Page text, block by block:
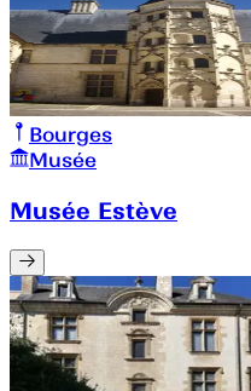
Bourges
Musée
Musée Estève